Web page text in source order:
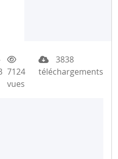
7124
vues
3838
téléchargements